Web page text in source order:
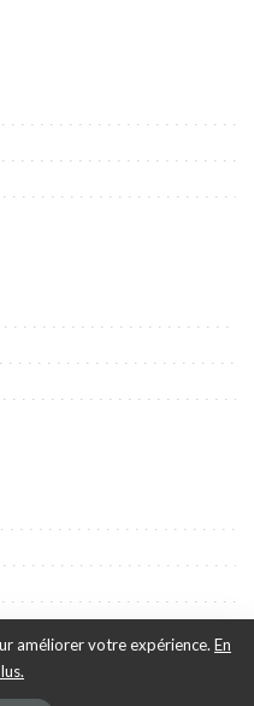
réservés | Créé par Ewing
améliorer votre expérience. En